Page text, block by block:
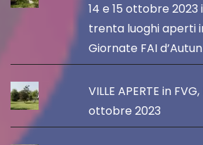
14 e 15 ottobre
trenta luoghi aperti
Giornate FAI
VILLE APERTE in
ottobre 2023